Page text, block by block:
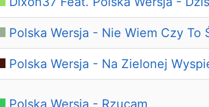
Polska Wersja - Nie Wiem Czy To
Polska Wersja - Na Zielonej
Polska Wersja - Rzucam